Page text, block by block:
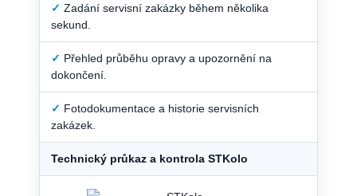
✓ Zadání servisní zakázky během několika
sekund.
✓ Přehled průběhu opravy a upozornění na
dokončení.
✓ Fotodokumentace a historie servisních
zakázek.
Technický průkaz a kontrola STKolo